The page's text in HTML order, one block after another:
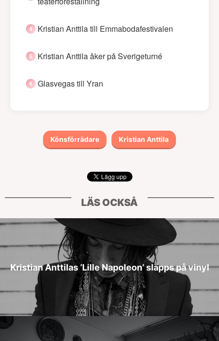
Kristian Anttila till Emmabodafestivalen
Kristian Anttila åker på Sverigeturné
Glasvegas till Yran
Könsförrädare Kristian Anttila
LÄS OCKSÅ
Kristian Anttilas ’Lille Napoleon’ släpps på vinyl